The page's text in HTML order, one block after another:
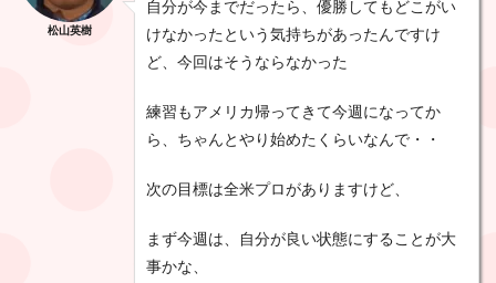
松山英樹
自分が今までだったら、優勝してもどこがい
けなかったという気持ちがあったんですけ
ど、今回はそうならなかった
練習もアメリカ帰ってきて今週になってか
ら、ちゃんとやり始めたくらいなんで・・
次の目標は全米プロがありますけど、
まず今週は、自分が良い状態にすることが大
事かな、